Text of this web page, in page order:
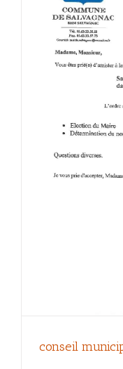
conseil